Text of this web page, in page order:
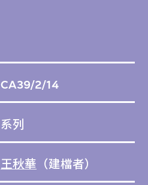
CA39/2/14
系列
王秋華 （建檔者）